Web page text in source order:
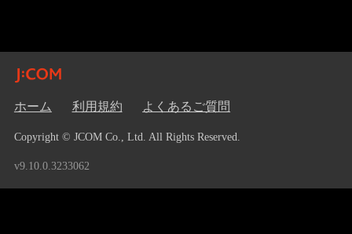
ホーム 利用規約 よくあるご質問
Copyright © JCOM Co., Ltd. All Rights Reserved.
v9.10.0.3233062